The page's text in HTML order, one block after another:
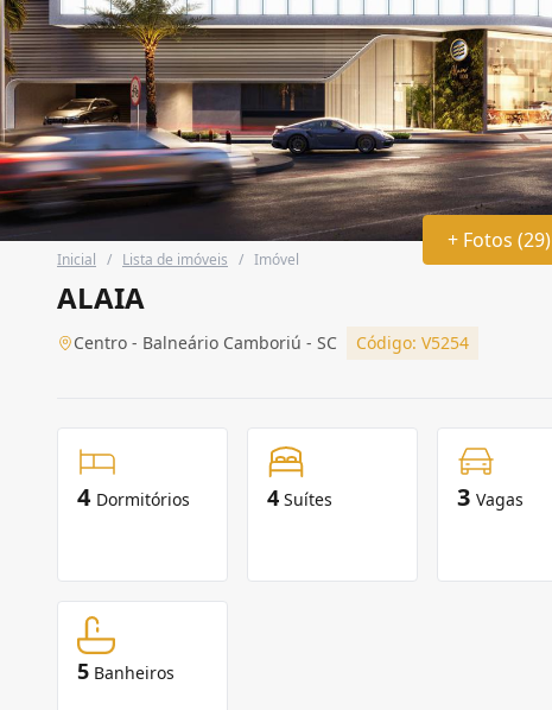
+ Fotos (29)
Inicial / Lista de imóveis / Imóvel
ALAIA
Centro - Balneário Camboriú - SC Código: V5254
4 Dormitórios 4 Suítes 3 Vagas
5 Banheiros